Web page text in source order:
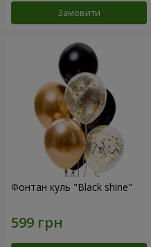
Замовити
Фонтан куль "Black shine"